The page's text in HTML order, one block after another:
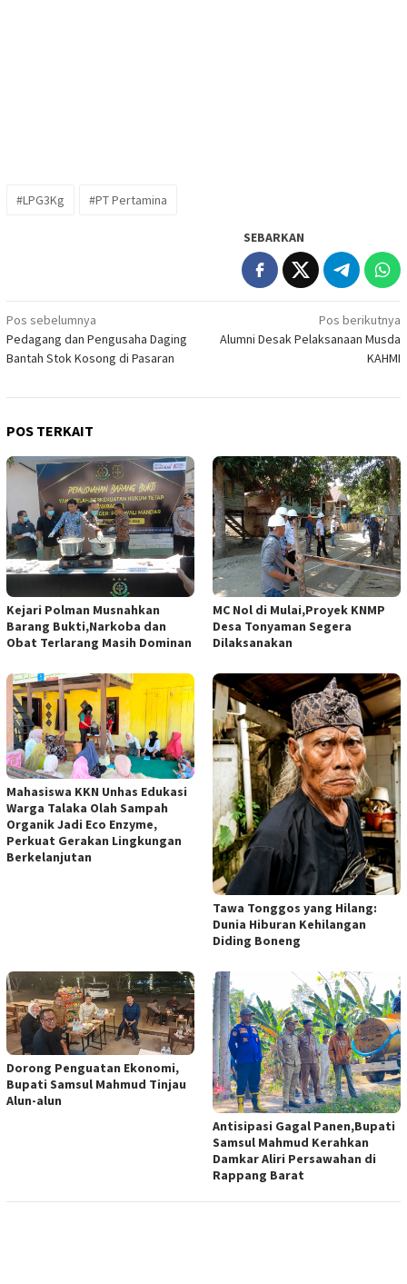
#LPG3Kg #PT Pertamina
SEBARKAN
Navigasi
pos
Pos sebelumnya
Pedagang dan Pengusaha Daging
Bantah Stok Kosong di Pasaran
Pos berikutnya
Alumni Desak Pelaksanaan Musda
KAHMI
POS TERKAIT
Kejari Polman Musnahkan
Barang Bukti,Narkoba dan
Obat Terlarang Masih Dominan
MC Nol di Mulai,Proyek KNMP
Desa Tonyaman Segera
Dilaksanakan
Mahasiswa KKN Unhas Edukasi
Warga Talaka Olah Sampah
Organik Jadi Eco Enzyme,
Perkuat Gerakan Lingkungan
Berkelanjutan
Tawa Tonggos yang Hilang:
Dunia Hiburan Kehilangan
Diding Boneng
Dorong Penguatan Ekonomi,
Bupati Samsul Mahmud Tinjau
Alun-alun
Antisipasi Gagal Panen,Bupati
Samsul Mahmud Kerahkan
Damkar Aliri Persawahan di
Rappang Barat